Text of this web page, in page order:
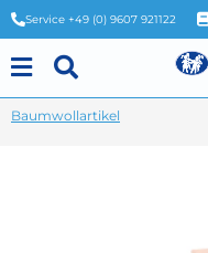
Service +49 (0) 9607 921122
Baumwollartikel